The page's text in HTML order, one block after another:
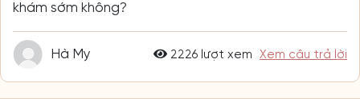
khám sớm không?
Hà My 2226 lượt xem Xem câu trả lời